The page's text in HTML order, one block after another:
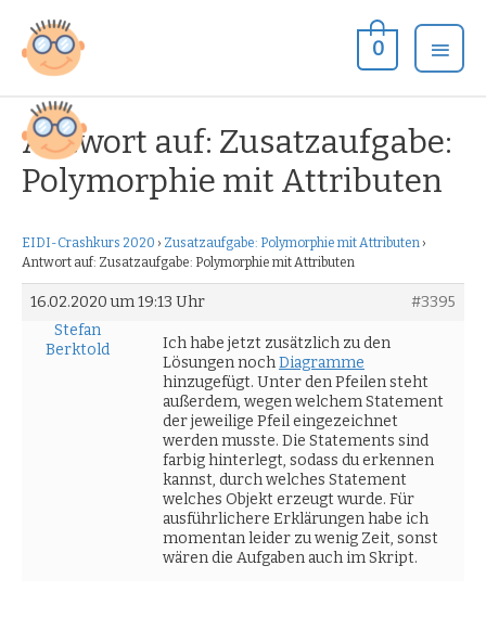
Inhalt
springen
0
Antwort auf: Zusatzaufgabe:
Polymorphie mit Attributen
EIDI-Crashkurs 2020 › Zusatzaufgabe: Polymorphie mit Attributen ›
Antwort auf: Zusatzaufgabe: Polymorphie mit Attributen
16.02.2020 um 19:13 Uhr
#3395
Stefan
Berktold
Ich habe jetzt zusätzlich zu den
Lösungen nochDiagramme
hinzugefügt. Unter den Pfeilen steht
außerdem, wegen welchem Statement
der jeweilige Pfeil eingezeichnet
werden musste. Die Statements sind
farbig hinterlegt, sodass du erkennen
kannst, durch welches Statement
welches Objekt erzeugt wurde. Für
ausführlichere Erklärungen habe ich
momentan leider zu wenig Zeit, sonst
wären die Aufgaben auch im Skript.